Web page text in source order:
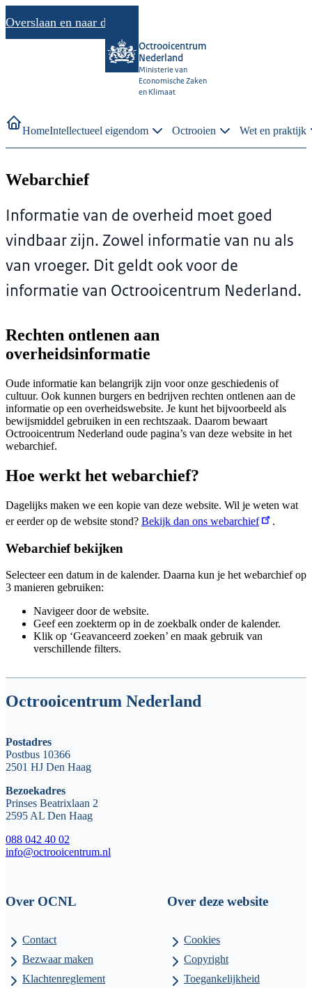
Overslaan en naar de inhoud gaan
Octrooicentrum
Nederland
Ministerie van
Economische Zaken
en Klimaat
HomeIntellectueel eigendom Octrooien Wet en praktijk
Webarchief
Informatie van de overheid moet goed
vindbaar zijn. Zowel informatie van nu als
van vroeger. Dit geldt ook voor de
informatie van Octrooicentrum Nederland.
Rechten ontlenen aan
overheidsinformatie
Oude informatie kan belangrijk zijn voor onze geschiedenis of
cultuur. Ook kunnen burgers en bedrijven rechten ontlenen aan de
informatie op een overheidswebsite. Je kunt het bijvoorbeeld als
bewijsmiddel gebruiken in een rechtszaak. Daarom bewaart
Octrooicentrum Nederland oude pagina’s van deze website in het
webarchief.
Hoe werkt het webarchief?
Dagelijks maken we een kopie van deze website. Wil je weten wat
er eerder op de website stond? Bekijk dan ons webarchief .
Webarchief bekijken
Selecteer een datum in de kalender. Daarna kun je het webarchief op
3 manieren gebruiken:
Navigeer door de website.
Geef een zoekterm op in de zoekbalk onder de kalender.
Klik op ‘Geavanceerd zoeken’ en maak gebruik van
verschillende filters.
Octrooicentrum Nederland
Postadres
Postbus 10366
2501 HJ Den Haag
Bezoekadres
Prinses Beatrixlaan 2
2595 AL Den Haag
088 042 40 02
info@octrooicentrum.nl
Over OCNL
Contact
Bezwaar maken
Klachtenreglement
Over deze website
Cookies
Copyright
Toegankelijkheid